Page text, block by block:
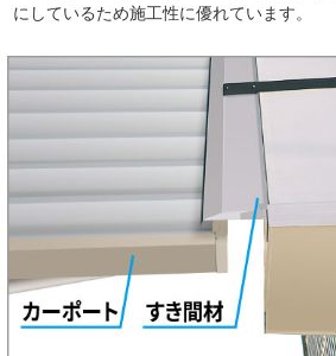
にしているため施工性に優れています。